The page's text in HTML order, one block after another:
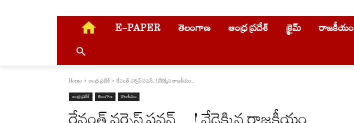
E-PAPER తెలంగాణ ఆంధ్ర ప్రదేశ్ క్రైమ్ రాజకీయం
Home ఆంధ్ర ప్రదేశ్ రేవంత్ వర్సెస్ పవన్...! వేడెక్కిన రాజ‌కీయం...
ఆంధ్ర ప్రదేశ్ తెలంగాణ రాజకీయం